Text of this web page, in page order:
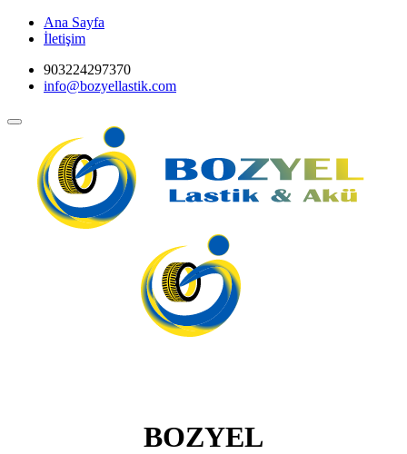
Ana Sayfa
İletişim
903224297370
info@bozyellastik.com
BOZYEL